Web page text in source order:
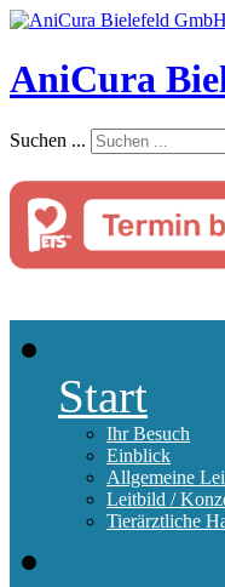
AniCura
Suchen ...
Start
Ihr Besuch
Einblick
Allgemeine
Leitbild /
Tierärztliche